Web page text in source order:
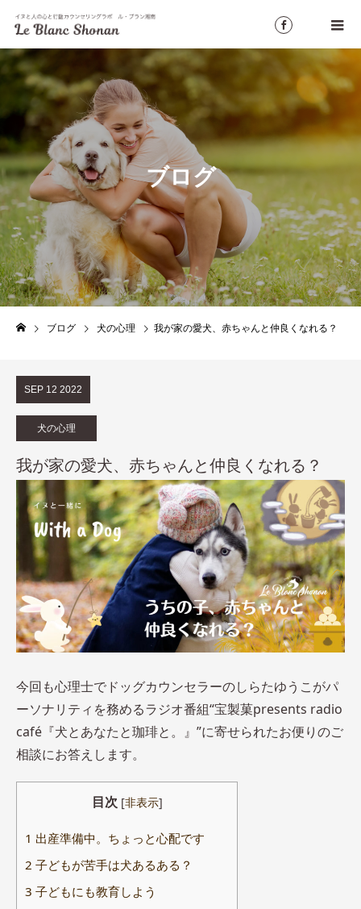
ブログ
ブログ 犬の心理 我が家の愛犬、赤ちゃんと仲良くなれる？
SEP 12 2022
犬の心理
我が家の愛犬、赤ちゃんと仲良くなれる？
今回も心理士でドッグカウンセラーのしらたゆうこがパ
ーソナリティを務めるラジオ番組“宝製菓presents radio
café『犬とあなたと珈琲と。』”に寄せられたお便りのご
相談にお答えします。
目次 [非表示]
1 出産準備中。ちょっと心配です
2 子どもが苦手は犬あるある？
3 子どもにも教育しよう